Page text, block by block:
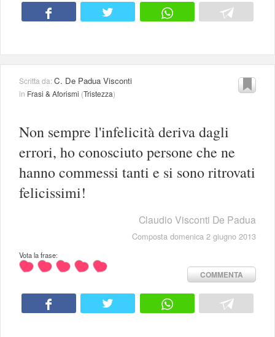
Scritta da:C. De Padua Visconti
in Frasi & Aforismi (Tristezza)
Non sempre l'infelicità deriva dagli
errori, ho conosciuto persone che ne
hanno commessi tanti e si sono ritrovati
felicissimi!
Claudio Visconti De Padua
Composta domenica 2 giugno 2013
Vota la frase:
COMMENTA